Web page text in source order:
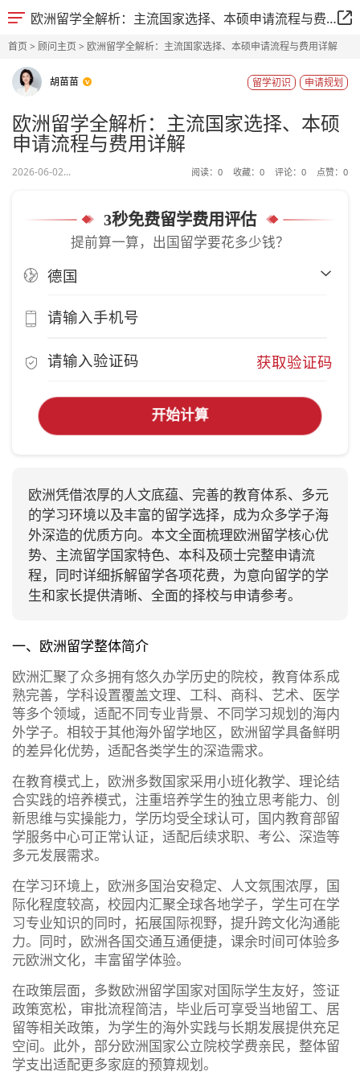
欧洲留学全解析：主流国家选择、本硕申请流程与费用详解
首页> 顾问主页> 欧洲留学全解析：主流国家选择、本硕申请流程与费用详解
胡苗苗 申请规划
留学初识
欧洲留学全解析：主流国家选择、本硕
申请流程与费用详解
2026-06-02... 阅读： 0 收藏： 0 评论： 0 点赞： 0
3秒免费留学费用评估
提前算一算，出国留学要花多少钱？
获取验证码
开始计算
欧洲凭借浓厚的人文底蕴、完善的教育体系、多元
的学习环境以及丰富的留学选择，成为众多学子海
外深造的优质方向。本文全面梳理欧洲留学核心优
势、主流留学国家特色、本科及硕士完整申请流
程，同时详细拆解留学各项花费，为意向留学的学
生和家长提供清晰、全面的择校与申请参考。
一、欧洲留学整体简介
欧洲汇聚了众多拥有悠久办学历史的院校，教育体系成
熟完善，学科设置覆盖文理、工科、商科、艺术、医学
等多个领域，适配不同专业背景、不同学习规划的海内
外学子。相较于其他海外留学地区，欧洲留学具备鲜明
的差异化优势，适配各类学生的深造需求。
在教育模式上，欧洲多数国家采用小班化教学、理论结
合实践的培养模式，注重培养学生的独立思考能力、创
新思维与实操能力，学历均受全球认可，国内教育部留
学服务中心可正常认证，适配后续求职、考公、深造等
多元发展需求。
在学习环境上，欧洲多国治安稳定、人文氛围浓厚，国
际化程度较高，校园内汇聚全球各地学子，学生可在学
习专业知识的同时，拓展国际视野，提升跨文化沟通能
力。同时，欧洲各国交通互通便捷，课余时间可体验多
元欧洲文化，丰富留学体验。
在政策层面，多数欧洲留学国家对国际学生友好，签证
政策宽松，审批流程简洁，毕业后可享受当地留工、居
留等相关政策，为学生的海外实践与长期发展提供充足
空间。此外，部分欧洲国家公立院校学费亲民，整体留
学支出适配更多家庭的预算规划。